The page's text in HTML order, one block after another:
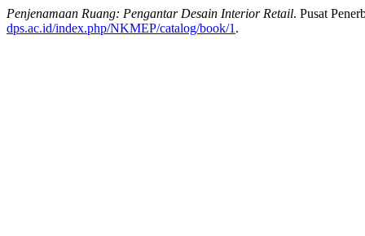
Penjenamaan Ruang: Pengantar Desain Interior Retail. Pusat
dps.ac.id/index.php/NKMEP/catalog/book/1 .